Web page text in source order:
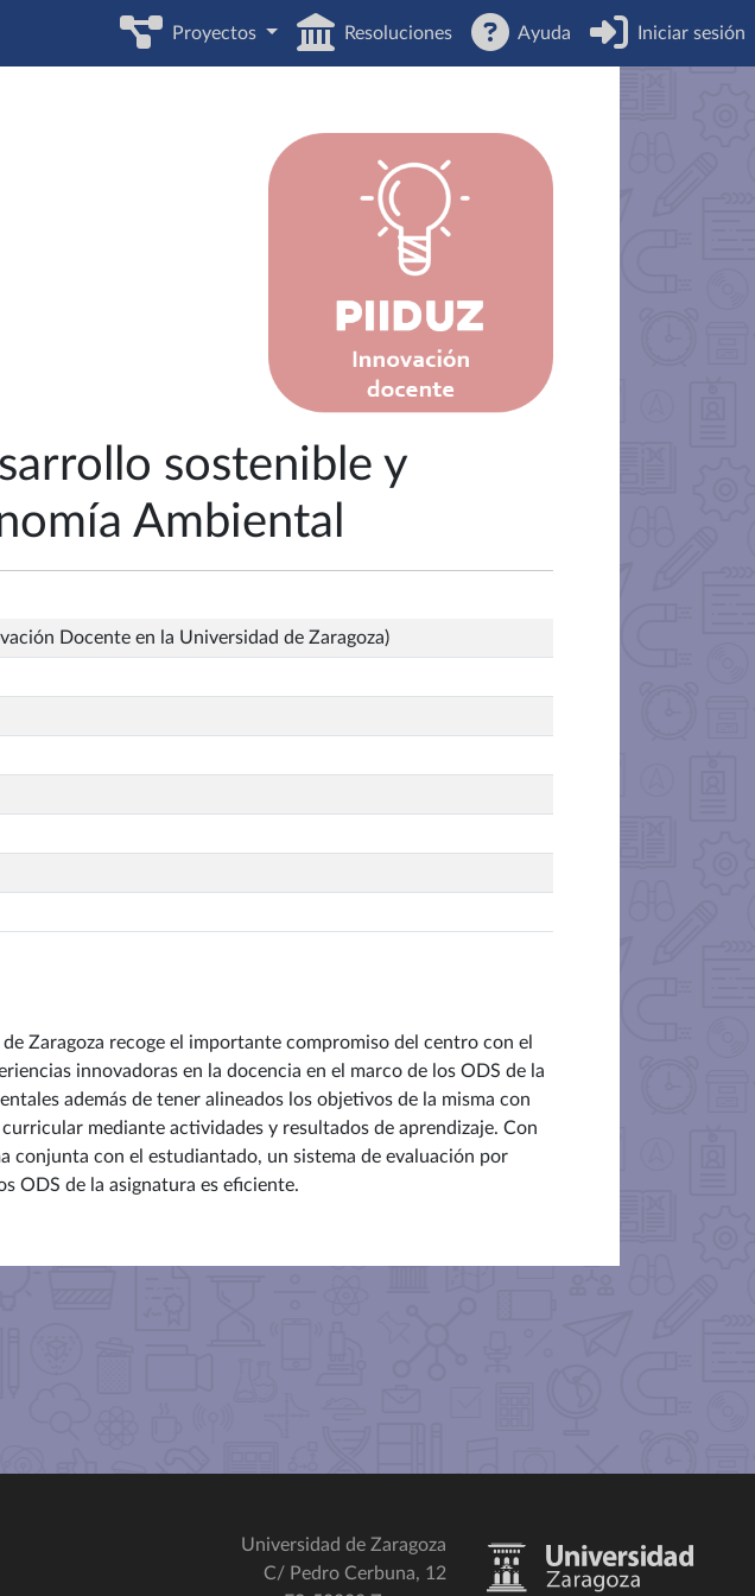
Proyectos Resoluciones Ayuda Iniciar sesión
sostenible y
Ambiental
Docente en la Universidad de Zaragoza)
Zaragoza recoge el importante compromiso del centro con el
innovadoras en la docencia en el marco de los ODS de la
además de tener alineados los objetivos de la misma con
mediante actividades y resultados de aprendizaje. Con
conjunta con el estudiantado, un sistema de evaluación por
ODS de la asignatura es eficiente.
Universidad de Zaragoza
C/ Pedro Cerbuna, 12